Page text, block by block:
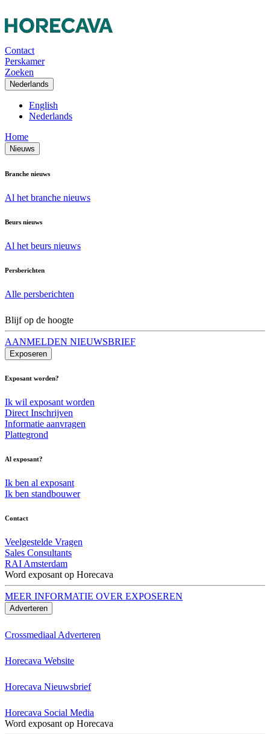
Contact
Perskamer
Zoeken
Nederlands
English
Nederlands
Home
Nieuws
Branche nieuws
Al het branche nieuws
Beurs nieuws
Al het beurs nieuws
Persberichten
Alle persberichten
Blijf op de hoogte
AANMELDEN NIEUWSBRIEF
Exposeren
Exposant worden?
Ik wil exposant worden
Direct Inschrijven
Informatie aanvragen
Plattegrond
Al exposant?
Ik ben al exposant
Ik ben standbouwer
Contact
Veelgestelde Vragen
Sales Consultants
RAI Amsterdam
Word exposant op Horecava
MEER INFORMATIE OVER EXPOSEREN
Adverteren
Crossmediaal Adverteren
Horecava Website
Horecava Nieuwsbrief
Horecava Social Media
Word exposant op Horecava